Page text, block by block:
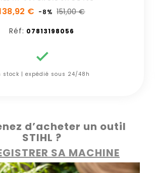
€ -8% 151,00 €
Réf: 07813198056

stock | expédié sous 24/48h
d’acheter un outil
STIHL ?
SA MACHINE